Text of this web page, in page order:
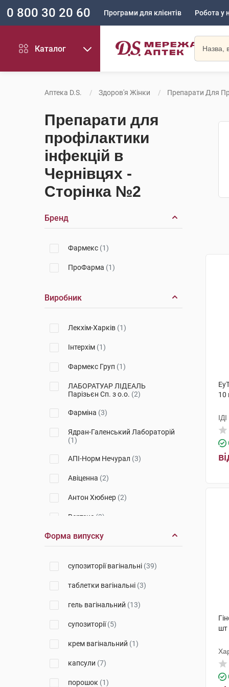
0 800 30 20 60 Програми для клієнтів Робота у
Каталог
Аптека D.S. Здоров'я Жінки Препарати Для
Препарати для
профілактики
інфекцій в
Чернівцях -
Сторінка №2
Бренд
Фармекс (1)
ПроФарма (1)
Виробник
Лекхім-Харків (1)
Інтерхім (1)
Фармекс Груп (1)
ЛАБОРАТУАР ЛІДЕАЛЬ
Парізьєн Сп. з о.о. (2)
Фарміна (3)
Ядран-Галенський Лабораторій
(1)
АПІ-Норм Нечурал (3)
Авіценна (2)
Антон Хюбнер (2)
Вертекс (3)
Біодеал Фармасьютікалс
А/С(1)
Альпен Фарма
ІДІ італійські дієтичні добавки
Форма випуску
супозиторії вагінальні (39)
таблетки вагінальні (3)
гель вагінальний (13)
супозиторії(5)
крем вагінальний (1)
капсули (7)
порошок (1)
10
шт